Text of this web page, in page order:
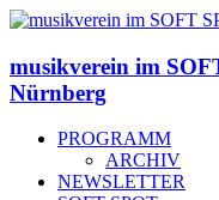
musikverein im
Nürnberg
PROGRAMM
ARCHIV
NEWSLETTER